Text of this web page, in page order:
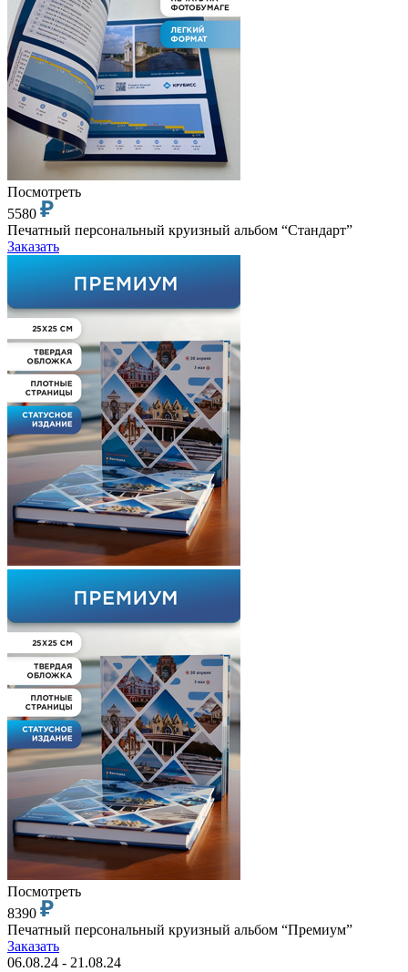
Посмотреть
5580
Печатный персональный круизный альбом “Стандарт”
Заказать
Посмотреть
8390
Печатный персональный круизный альбом “Премиум”
Заказать
06.08.24 - 21.08.24